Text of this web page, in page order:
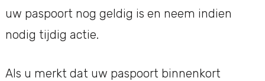
uw paspoort nog geldig is en neem indien
nodig tijdig actie.
Als u merkt dat uw paspoort binnenkort